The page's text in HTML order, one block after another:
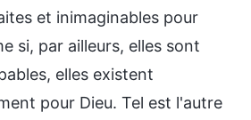
et inimaginables pour
si, par ailleurs, elles sont
elles existent
pour Dieu. Tel est l'autre